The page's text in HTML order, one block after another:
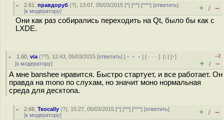
2.61 ,правдоруб (?), 13:07, 05/03/2015 [^] [^^] [^^^] [ответить]
[к модератору] + / –
Они как раз собирались переходить на Qt, было бы как с
LXDE.
1.60 ,via (??), 12:43, 05/03/2015 [ответить] [ ﹢﹢﹢] [ · · ·][↓] [↑]
[к модератору]
–2
+ / –
А мне banshee нравится. Быстро стартует, и все работает. Он
правда на mono по слухам, но значит моно нормальная
среда для десктопа.
2.66 ,Teocally (?), 15:27, 05/03/2015 [^] [^^] [^^^] [ответить]
[к модератору] + / –